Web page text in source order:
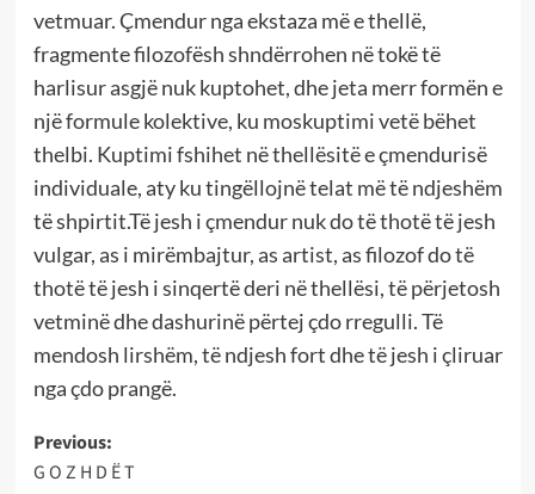
vetmuar. Çmendur nga ekstaza më e thellë,
fragmente filozofësh shndërrohen në tokë të
harlisur asgjë nuk kuptohet, dhe jeta merr formën e
një formule kolektive, ku moskuptimi vetë bëhet
thelbi. Kuptimi fshihet në thellësitë e çmendurisë
individuale, aty ku tingëllojnë telat më të ndjeshëm
të shpirtit.Të jesh i çmendur nuk do të thotë të jesh
vulgar, as i mirëmbajtur, as artist, as filozof do të
thotë të jesh i sinqertë deri në thellësi, të përjetosh
vetminë dhe dashurinë përtej çdo rregulli. Të
mendosh lirshëm, të ndjesh fort dhe të jesh i çliruar
nga çdo prangë.
Post
Previous:
G O Z H D Ë T